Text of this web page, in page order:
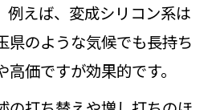
例えば、変成シリコン系は
県のような気候でも長持ち
価ですが効果的です。